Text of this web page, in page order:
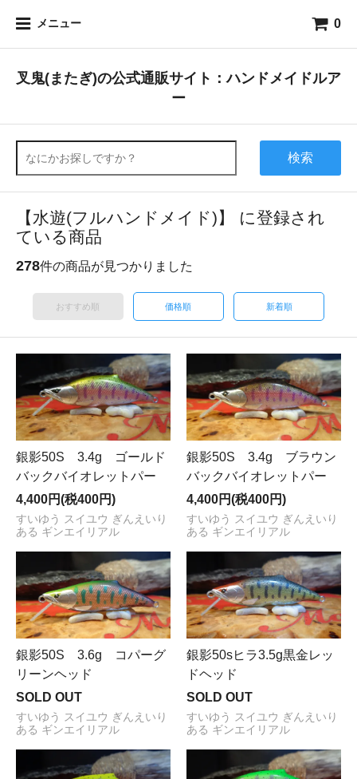
メニュー 0
叉鬼(またぎ)の公式通販サイト：ハンドメイドルア
ー
検索
【水遊(フルハンドメイド)】 に登録され
ている商品
278件の商品が見つかりました
おすすめ順 価格順 新着順
銀影50S 3.4g ゴールド
バックバイオレットパー
4,400円(税400円)
すいゆう スイユウ ぎんえいり
ある ギンエイリアル
銀影50S 3.4g ブラウン
バックバイオレットパー
4,400円(税400円)
すいゆう スイユウ ぎんえいり
ある ギンエイリアル
銀影50S 3.6g コパーグ
リーンヘッド
SOLD OUT
すいゆう スイユウ ぎんえいり
ある ギンエイリアル
銀影50sヒラ3.5g黒金レッ
ドヘッド
SOLD OUT
すいゆう スイユウ ぎんえいり
ある ギンエイリアル